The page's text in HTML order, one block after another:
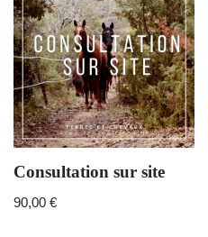
Consultation sur site
90,00 €